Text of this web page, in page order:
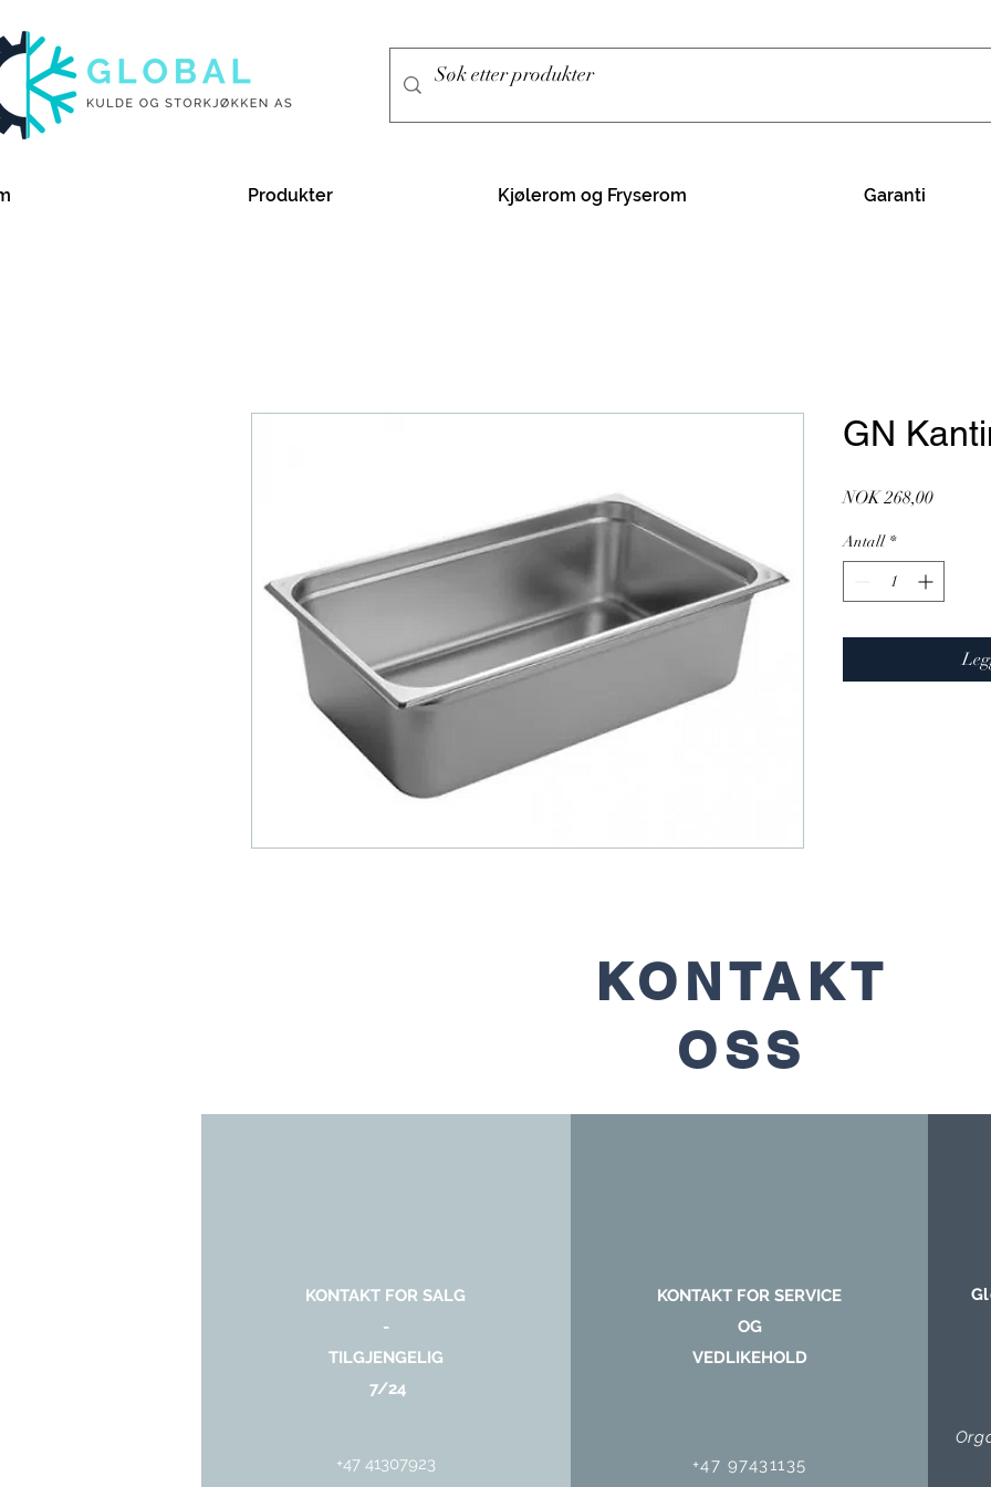
Produkter Kjølerom og Fryserom Garanti
GN
NOK 268,00Pris
Antall *
KONTAKT
OSS
KONTAKT FOR SALG
-
TILGJENGELIG
7/24
+47 41307923
KONTAKT FOR SERVICE
OG
VEDLIKEHOLD
+47 97431135